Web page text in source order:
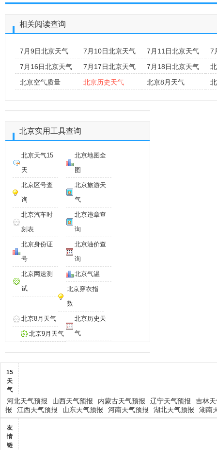
相关阅读查询
7月9日北京天气 7月10日北京天气 7月11日北京天气
7
7月16日北京天气
7月17日北京天气 7月18日北京天气
北京空气质量
北京历史天气 北京8月天气
北京实用工具查询
北京天气15
天
北京地图全
图
北京区号查
询
北京旅游天
气
北京汽车时
刻表
北京违章查
询
北京身份证
号
北京油价查
询
北京网速测
试
北京气温
北京穿衣指
数
北京历史天
气
北京8月天气
北京9月天气
15
天
气
河北天气预报 山西天气预报 内蒙古天气预报 辽宁天气预报
吉林
报
江西天气预报 山东天气预报 河南天气预报 湖北天气预报 湖南
友
情
链